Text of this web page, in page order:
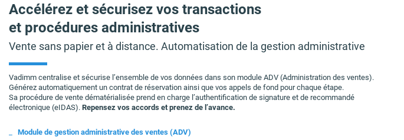
Accélérez et sécurisez vos transactions
et procédures administratives
Vente sans papier et à distance. Automatisation de la gestion administrative
Vadimm centralise et sécurise l’ensemble de vos données dans son module ADV (Administration des ventes).
Générez automatiquement un contrat de réservation ainsi que vos appels de fond pour chaque étape.
Sa procédure de vente dématérialisée prend en charge l’authentification de signature et de recommandé
électronique (eIDAS). Repensez vos accords et prenez de l’avance.
Module de gestion administrative des ventes (ADV)